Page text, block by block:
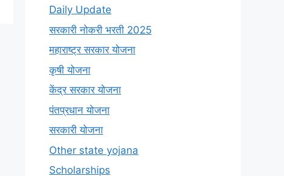
Daily Update
सरकारी नोकरी भरती 2025
महाराष्ट्र सरकार योजना
कृषी योजना
केंद्र सरकार योजना
पंतप्रधान योजना
सरकारी योजना
Other state yojana
Scholarships